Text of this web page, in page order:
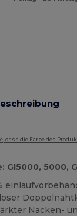
dass die Farbe des
GI5000, 5000,
Nacken-